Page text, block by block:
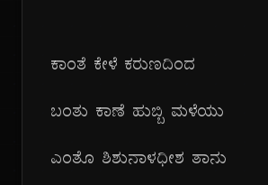
ಕಾಂತೆ ಕೇಳೆ ಕರುಣದಿಂದ
ಬಂತು ಕಾಣೆ ಹುಬ್ಬಿ ಮಳೆಯು
ಎಂತೊ ಶಿಶುನಾಳಧೀಶ ತಾನು